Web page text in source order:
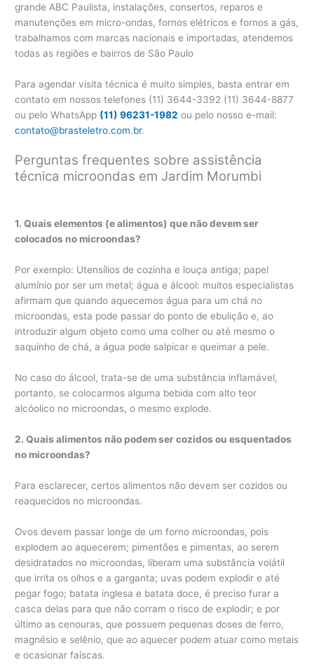
grande ABC Paulista, instalações, consertos, reparos e
manutenções em micro-ondas, fornos elétricos e fornos a gás,
trabalhamos com marcas nacionais e importadas, atendemos
todas as regiões e bairros de São Paulo
Para agendar visita técnica é muito simples, basta entrar em
contato em nossos telefones (11) 3644-3392 (11) 3644-8877
ou pelo WhatsApp (11) 96231-1982 ou pelo nosso e-mail:
contato@brasteletro.com.br.
Perguntas frequentes sobre assistência
técnica microondas em Jardim Morumbi
1. Quais elementos (e alimentos) que não devem ser
colocados no microondas?
Por exemplo: Utensílios de cozinha e louça antiga; papel
alumínio por ser um metal; água e álcool: muitos especialistas
afirmam que quando aquecemos água para um chá no
microondas, esta pode passar do ponto de ebulição e, ao
introduzir algum objeto como uma colher ou até mesmo o
saquinho de chá, a água pode salpicar e queimar a pele.
No caso do álcool, trata-se de uma substância inflamável,
portanto, se colocarmos alguma bebida com alto teor
alcóolico no microondas, o mesmo explode.
2. Quais alimentos não podem ser cozidos ou esquentados
no microondas?
Para esclarecer, certos alimentos não devem ser cozidos ou
reaquecidos no microondas.
Ovos devem passar longe de um forno microondas, pois
explodem ao aquecerem; pimentões e pimentas, ao serem
desidratados no microondas, liberam uma substância volátil
que irrita os olhos e a garganta; uvas podem explodir e até
pegar fogo; batata inglesa e batata doce, é preciso furar a
casca delas para que não corram o risco de explodir; e por
último as cenouras, que possuem pequenas doses de ferro,
magnésio e selênio, que ao aquecer podem atuar como metais
e ocasionar faíscas.